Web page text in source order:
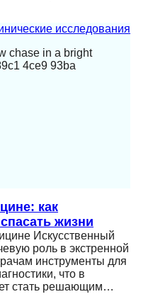
исследования
как
жизни
Искусственный
роль в экстренной
инструменты для
что в
стать решающим…